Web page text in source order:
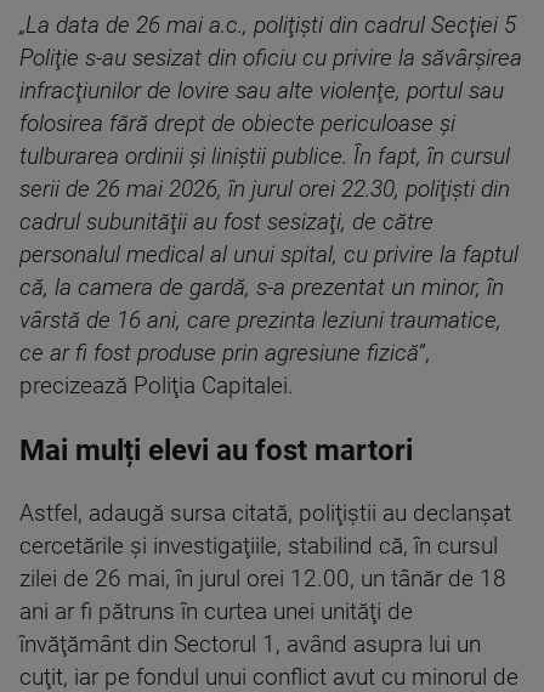
„La data de 26 mai a.c., poliţişti din cadrul Secţiei 5
Poliţie s-au sesizat din oficiu cu privire la săvârşirea
infracţiunilor de lovire sau alte violenţe, portul sau
folosirea fără drept de obiecte periculoase şi
tulburarea ordinii şi liniştii publice. În fapt, în cursul
serii de 26 mai 2026, în jurul orei 22.30, poliţişti din
cadrul subunităţii au fost sesizaţi, de către
personalul medical al unui spital, cu privire la faptul
că, la camera de gardă, s-a prezentat un minor, în
vârstă de 16 ani, care prezinta leziuni traumatice,
ce ar fi fost produse prin agresiune fizică”,
precizează Poliţia Capitalei.
Mai mulți elevi au fost martori
Astfel, adaugă sursa citată, poliţiştii au declanşat
cercetările şi investigaţiile, stabilind că, în cursul
zilei de 26 mai, în jurul orei 12.00, un tânăr de 18
ani ar fi pătruns în curtea unei unităţi de
învăţământ din Sectorul 1, având asupra lui un
cuţit, iar pe fondul unui conflict avut cu minorul de